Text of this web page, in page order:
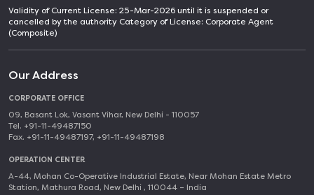
Validity of Current License: 25-Mar-2026 until it is suspended or
cancelled by the authority Category of License: Corporate Agent
(Composite)
Our Address
CORPORATE OFFICE
09, Basant Lok, Vasant Vihar, New Delhi - 110057
Tel. +91-11-49487150
Fax. +91-11-49487197, +91-11-49487198
OPERATION CENTER
A-44, Mohan Co-Operative Industrial Estate, Near Mohan Estate Metro
Station, Mathura Road, New Delhi , 110044 – India